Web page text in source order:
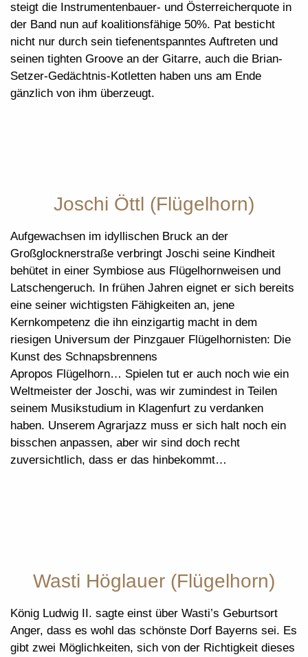
steigt die Instrumentenbauer- und Österreicherquote in
der Band nun auf koalitionsfähige 50%. Pat besticht
nicht nur durch sein tiefenentspanntes Auftreten und
seinen tighten Groove an der Gitarre, auch die Brian-
Setzer-Gedächtnis-Kotletten haben uns am Ende
gänzlich von ihm überzeugt.
Joschi Öttl (Flügelhorn)
Aufgewachsen im idyllischen Bruck an der
Großglocknerstraße verbringt Joschi seine Kindheit
behütet in einer Symbiose aus Flügelhornweisen und
Latschengeruch. In frühen Jahren eignet er sich bereits
eine seiner wichtigsten Fähigkeiten an, jene
Kernkompetenz die ihn einzigartig macht in dem
riesigen Universum der Pinzgauer Flügelhornisten: Die
Kunst des Schnapsbrennens
Apropos Flügelhorn… Spielen tut er auch noch wie ein
Weltmeister der Joschi, was wir zumindest in Teilen
seinem Musikstudium in Klagenfurt zu verdanken
haben. Unserem Agrarjazz muss er sich halt noch ein
bisschen anpassen, aber wir sind doch recht
zuversichtlich, dass er das hinbekommt…
Wasti Höglauer (Flügelhorn)
König Ludwig II. sagte einst über Wasti’s Geburtsort
Anger, dass es wohl das schönste Dorf Bayerns sei. Es
gibt zwei Möglichkeiten, sich von der Richtigkeit dieses